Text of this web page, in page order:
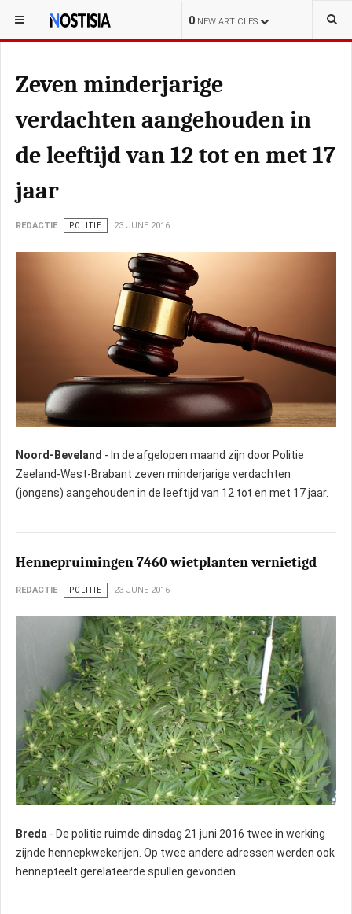
0 NEW ARTICLES
YOU ARE HERE: NEDERLAND ALGEMEEN
Zeven minderjarige
verdachten aangehouden in
de leeftijd van 12 tot en met 17
jaar
REDACTIE POLITIE 23 JUNE 2016
Noord-Beveland - In de afgelopen maand zijn door Politie
Zeeland-West-Brabant zeven minderjarige verdachten
(jongens) aangehouden in de leeftijd van 12 tot en met 17 jaar.
Hennepruimingen 7460 wietplanten vernietigd
REDACTIE POLITIE 23 JUNE 2016
Breda - De politie ruimde dinsdag 21 juni 2016 twee in werking
zijnde hennepkwekerijen. Op twee andere adressen werden ook
hennepteelt gerelateerde spullen gevonden.